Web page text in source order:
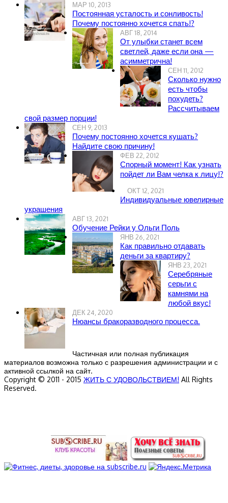
МАР 10, 2013
Постоянная усталость и сонливость!
Почему постоянно хочется спать!?
АВГ 18, 2014
От улыбки станет всем
светлей, даже если она —
асимметрична!
СЕН 11, 2012
Сколько нужно
есть чтобы
похудеть?
Рассчитываем
свой размер порции!
СЕН 9, 2013
Почему постоянно хочется кушать?
Найдите свою причину!
ФЕВ 22, 2012
Спорный момент! Как узнать
пойдет ли Вам челка к лицу!?
ОКТ 12, 2021
Индивидуальные ювелирные
украшения
АВГ 13, 2021
Обучение Рейки у Ольги Поль
ЯНВ 26, 2021
Как правильно отдавать
деньги за квартиру?
ЯНВ 23, 2021
Серебряные
серьги с
камнями на
любой вкус!
ДЕК 24, 2020
Нюансы бракоразводного процесса.
Частичная или полная публикация
материалов возможна только с разрешения администрации и с
активной ссылкой на сайт.
Copyright © 2011 - 2015 ЖИТЬ С УДОВОЛЬСТВИЕМ! All Rights
Reserved.